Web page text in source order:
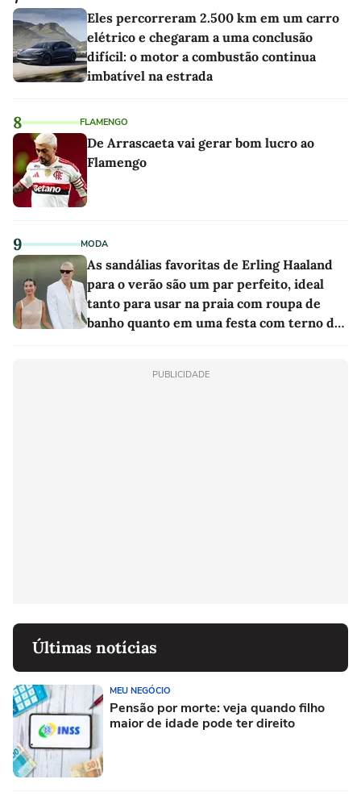
Eles percorreram 2.500 km em um carro
elétrico e chegaram a uma conclusão
difícil: o motor a combustão continua
imbatível na estrada
8 FLAMENGO
De Arrascaeta vai gerar bom lucro ao
Flamengo
9 MODA
As sandálias favoritas de Erling Haaland
para o verão são um par perfeito, ideal
tanto para usar na praia com roupa de
banho quanto em uma festa com terno de
PUBLICIDADE
Últimas notícias
MEU NEGÓCIO
Pensão por morte: veja quando filho
maior de idade pode ter direito